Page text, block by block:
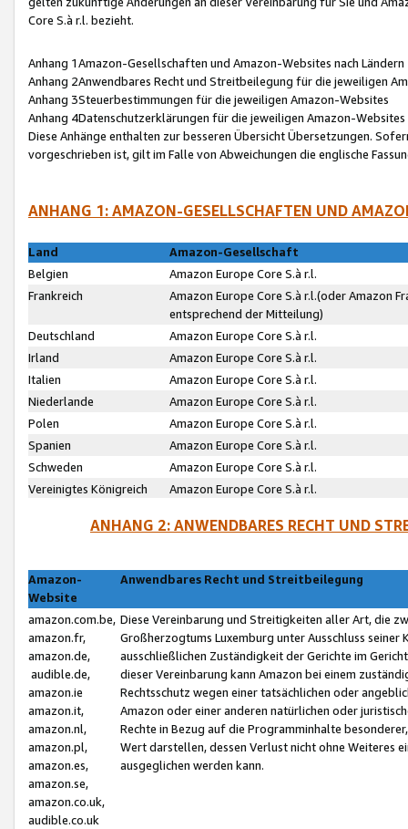
Core S.à r.l. bezieht.
Anhang 1Amazon-Gesellschaften und Amazon-Websites nach Ländern
Anhang 2Anwendbares Recht und Streitbeilegung für die jeweiligen
Anhang 3Steuerbestimmungen für die jeweiligen Amazon-Websites
Anhang 4Datenschutzerklärungen für die jeweiligen Amazon-Websites
Diese Anhänge enthalten zur besseren Übersicht Übersetzungen.
vorgeschrieben ist, gilt im Falle von Abweichungen die englische
ANHANG 1: AMAZON-GESELLSCHAFTEN UND
Land
Amazon-Gesellschaft
Belgien
Amazon Europe Core S.à r.l.
Frankreich
Amazon Europe Core S.à r.l.(oder Amazon
entsprechend der Mitteilung)
Deutschland
Amazon Europe Core S.à r.l.
Irland
Amazon Europe Core S.à r.l.
Italien
Amazon Europe Core S.à r.l.
Niederlande
Amazon Europe Core S.à r.l.
Polen
Amazon Europe Core S.à r.l.
Spanien
Amazon Europe Core S.à r.l.
Schweden
Amazon Europe Core S.à r.l.
Vereinigtes Königreich
Amazon Europe Core S.à r.l.
ANHANG 2: ANWENDBARES RECHT UND
Amazon-
Website
Anwendbares Recht und Streitbeilegung
amazon.com.be,
amazon.fr,
amazon.de,
audible.de,
amazon.ie
amazon.it,
amazon.nl,
amazon.pl,
amazon.es,
amazon.se,
amazon.co.uk,
audible.co.uk
Diese Vereinbarung und Streitigkeiten aller Art, die
Großherzogtums Luxemburg unter Ausschluss
ausschließlichen Zuständigkeit der Gerichte im
dieser Vereinbarung kann Amazon bei einem
Rechtsschutz wegen einer tatsächlichen oder
Amazon oder einer anderen natürlichen oder
Rechte in Bezug auf die Programminhalte
Wert darstellen, dessen Verlust nicht ohne Weiteres
ausgeglichen werden kann.